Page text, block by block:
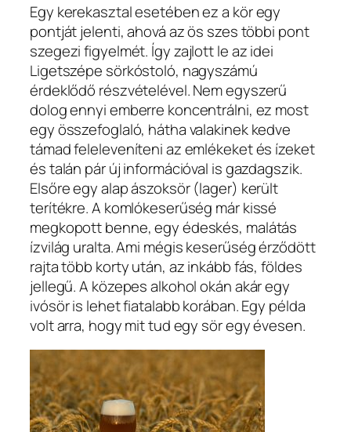
Egy kerekasztal esetében ez a kör egy
pontját jelenti, ahová az ös szes többi pont
szegezi figyelmét. Így zajlott le az idei
Ligetszépe sörkóstoló, nagyszámú
érdeklődő részvételével. Nem egyszerű
dolog ennyi emberre koncentrálni, ez most
egy összefoglaló, hátha valakinek kedve
támad feleleveníteni az emlékeket és ízeket
és talán pár új információval is gazdagszik.
Elsőre egy alap ászoksör (lager) került
terítékre. A komlókeserűség már kissé
megkopott benne, egy édeskés, malátás
ízvilág uralta. Ami mégis keserűség érződött
rajta több korty után, az inkább fás, földes
jellegű. A közepes alkohol okán akár egy
ivósör is lehet fiatalabb korában. Egy példa
volt arra, hogy mit tud egy sör egy évesen.